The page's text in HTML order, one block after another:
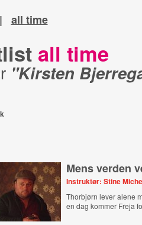
| all time
all time
"Kirsten
Mens verden
Instruktør: Stine
Thorbjørn lever alene
en dag kommer Freja